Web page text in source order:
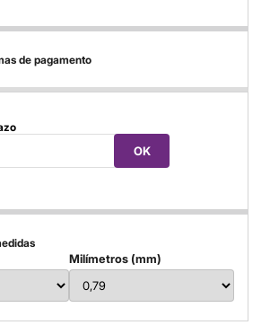
de pagamento
OK
Milímetros (mm)